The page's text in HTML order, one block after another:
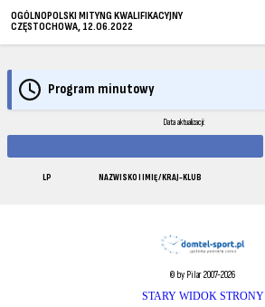
OGÓLNOPOLSKI MITYNG KWALIFIKACYJNY
CZĘSTOCHOWA, 12.06.2022
Program minutowy
Data aktualizacji:
LP NAZWISKO I IMIĘ / KRAJ-KLUB
© by Pilar 2007-2026
STARY WIDOK STRONY